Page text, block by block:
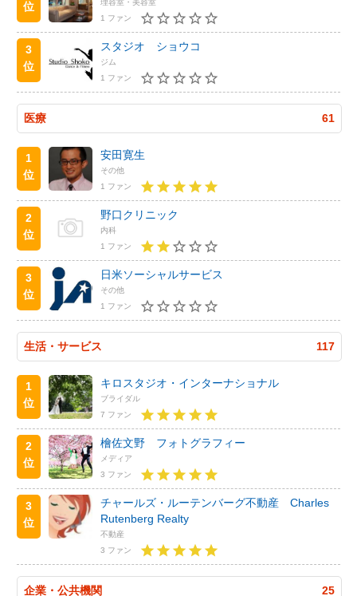
位
1 ファン
3
位
スタジオ ショウコ
ジム
1 ファン
医療 61
1
位
安田寛生
その他
1 ファン
2
位
野口クリニック
内科
1 ファン
3
位
日米ソーシャルサービス
その他
1 ファン
生活・サービス 117
1
位
キロスタジオ・インターナショナル
ブライダル
7 ファン
2
位
檜佐文野 フォトグラフィー
メディア
3 ファン
3
位
チャールズ・ルーテンバーグ不動産 Charles
Rutenberg Realty
不動産
3 ファン
企業・公共機関 25